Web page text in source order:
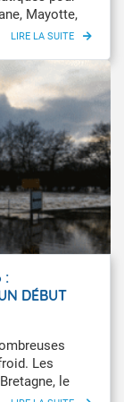
Mayotte,
Polynésie
de nouveaux
de
climatique
de ces
:
DÉBUT
Les
le